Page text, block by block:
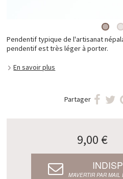
Pendentif typique de l'artisanat
pendentif est très léger à porter.
En savoir plus
Partager
9,00 €
M’AVERTIR PAR